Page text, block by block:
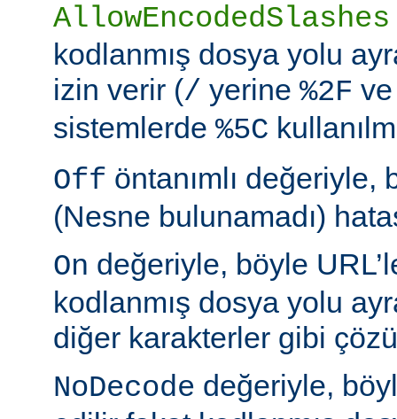
AllowEncodedSlashes
kodlanmış dosya yolu
izin verir (/ yerine %2F
sistemlerde %5C
Off öntanımlı değeriyle,
(Nesne bulunamadı)
On değeriyle, böyle
kodlanmış dosya yolu
diğer karakterler gibi
NoDecode değeriyle,